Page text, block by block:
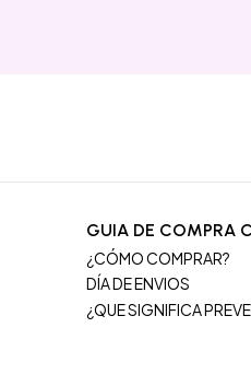
GUIA DE COMPRA
¿CÓMO COMPRAR?
DÍA DE ENVIOS
¿QUE SIGNIFICA